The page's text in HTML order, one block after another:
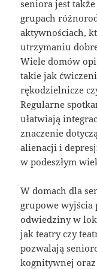
seniora jest
grupach
aktywnościach,
utrzymaniu
Wiele domów
takie jak
rękodzielnicze
Regularne
ułatwiają
znaczenie
alienacji i
w podeszłym
W domach dla
grupowe wyjścia
odwiedziny w
jak teatry czy
pozwalają
kognitywnej